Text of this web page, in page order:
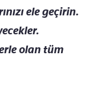
ele geçirin.
olan tüm